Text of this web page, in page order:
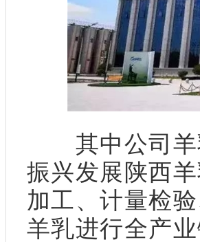
其中公司羊
振兴发展陕西
加工、计量检
羊乳进行全产